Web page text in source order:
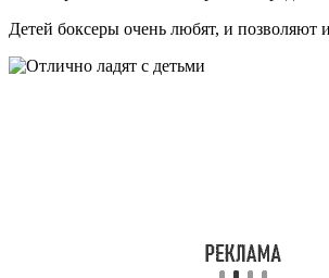
Детей боксеры очень любят, и позволяют